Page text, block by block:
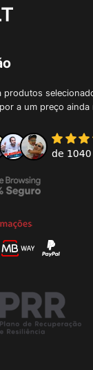
produtos
a um preço